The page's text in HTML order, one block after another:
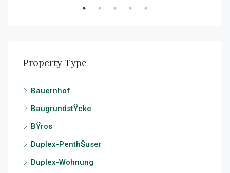
Property Type
Bauernhof
BaugrundstŸcke
BŸros
Duplex-PenthŠuser
Duplex-Wohnung